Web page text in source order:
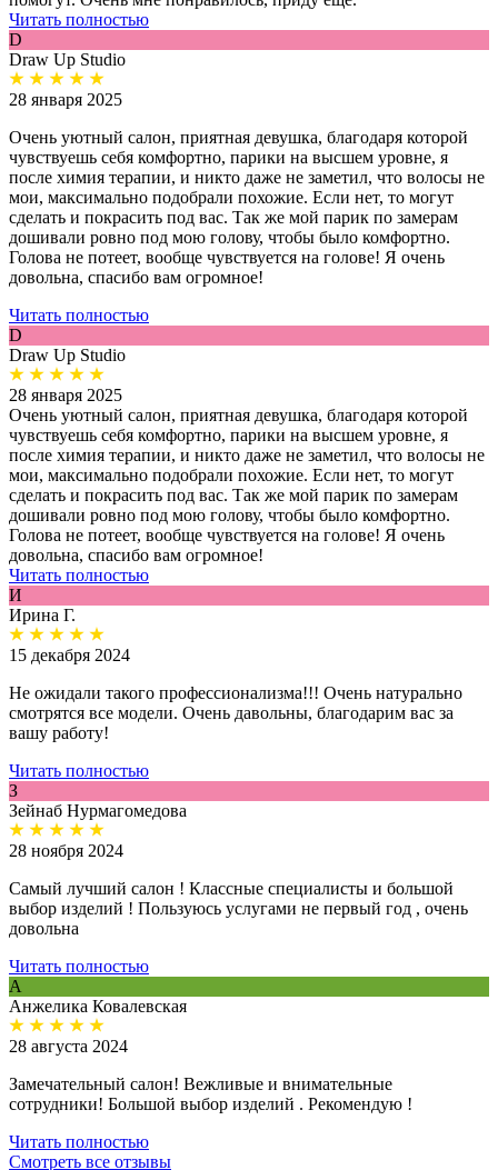
Читать полностью
D
Draw Up Studio
28 января 2025
Очень уютный салон, приятная девушка, благодаря которой
чувствуешь себя комфортно, парики на высшем уровне, я
после химия терапии, и никто даже не заметил, что волосы не
мои, максимально подобрали похожие. Если нет, то могут
сделать и покрасить под вас. Так же мой парик по замерам
дошивали ровно под мою голову, чтобы было комфортно.
Голова не потеет, вообще чувствуется на голове! Я очень
довольна, спасибо вам огромное!
Читать полностью
D
Draw Up Studio
28 января 2025
Очень уютный салон, приятная девушка, благодаря которой
чувствуешь себя комфортно, парики на высшем уровне, я
после химия терапии, и никто даже не заметил, что волосы не
мои, максимально подобрали похожие. Если нет, то могут
сделать и покрасить под вас. Так же мой парик по замерам
дошивали ровно под мою голову, чтобы было комфортно.
Голова не потеет, вообще чувствуется на голове! Я очень
довольна, спасибо вам огромное!
Читать полностью
И
Ирина Г.
15 декабря 2024
Не ожидали такого профессионализма!!! Очень натурально
смотрятся все модели. Очень давольны, благодарим вас за
вашу работу!
Читать полностью
З
Зейнаб Нурмагомедова
28 ноября 2024
Самый лучший салон ! Классные специалисты и большой
выбор изделий ! Пользуюсь услугами не первый год , очень
довольна
Читать полностью
А
Анжелика Ковалевская
28 августа 2024
Замечательный салон! Вежливые и внимательные
сотрудники! Большой выбор изделий . Рекомендую !
Читать полностью
Смотреть все отзывы